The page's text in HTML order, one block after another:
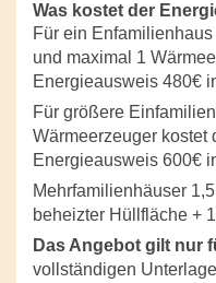
Was kostet der
Für ein
und maximal 1
Energieausweis 480€
Für größere
Wärmeerzeuger kostet
Energieausweis 600€
Mehrfamilienhäuser
beheizter Hüllfläche +
Das Angebot gilt nur
vollständigen